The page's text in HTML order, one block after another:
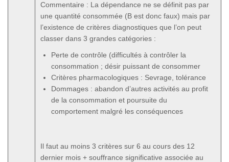
Commentaire : La dépendance ne se définit pas par
une quantité consommée (B est donc faux) mais par
l’existence de critères diagnostiques que l’on peut
classer dans 3 grandes catégories :
Perte de contrôle (difficultés à contrôler la
consommation ; désir puissant de consommer
Critères pharmacologiques : Sevrage, tolérance
Dommages : abandon d’autres activités au profit
de la consommation et poursuite du
comportement malgré les conséquences
Il faut au moins 3 critères sur 6 au cours des 12
dernier mois + souffrance significative associée au